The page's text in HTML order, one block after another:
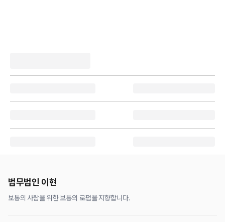
법무법인 이현
보통의 사람을 위한 보통의 로펌을 지향합니다.